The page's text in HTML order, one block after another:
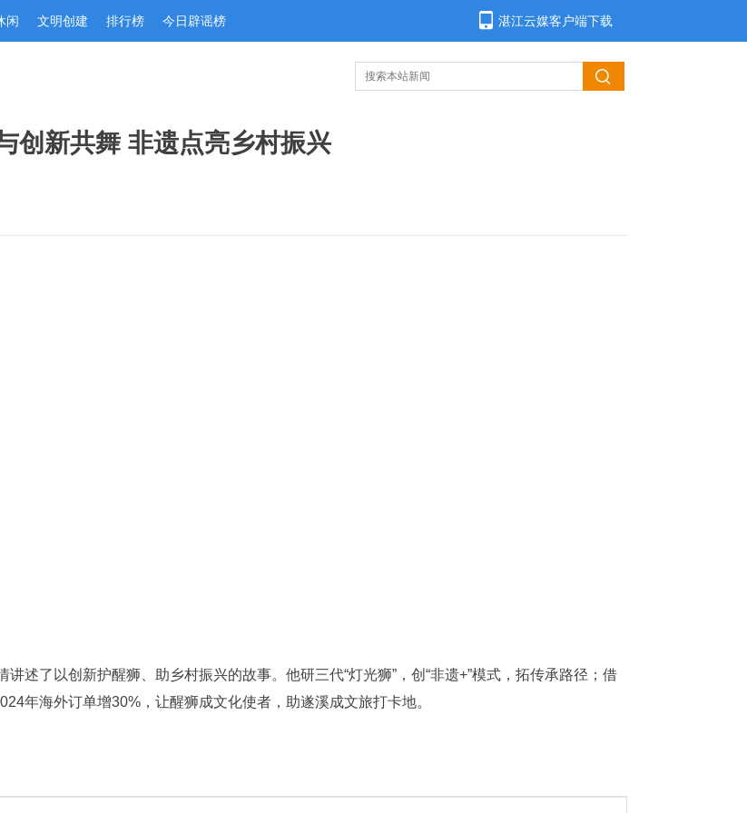
闲 文明创建 排行榜 今日辟谣榜 湛江云媒客户端下载
创新共舞 非遗点亮乡村振兴
述了以创新护醒狮、助乡村振兴的故事。他研三代“灯光狮”，创“非遗+”模式，拓传承路径；借
年海外订单增30%，让醒狮成文化使者，助遂溪成文旅打卡地。